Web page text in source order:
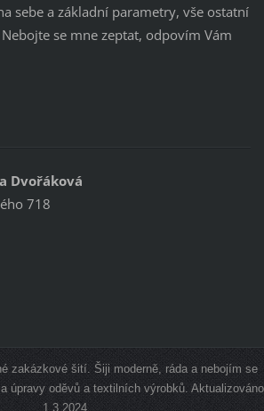
sebe a základní parametry, vše ostatní
se mne zeptat, odpovím Vám
Dvořáková
718
zakázkové šití. Šiji moderně, ráda a nebojím se
úpravy oděvů a textilních výrobků. Aktualizováno
1.3.2024